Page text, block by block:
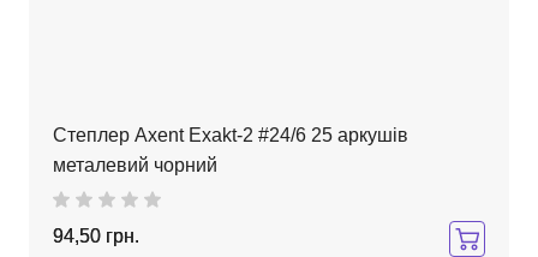
Степлер Axent Exakt-2 #24/6 25 аркушів
металевий чорний
94,50 грн.